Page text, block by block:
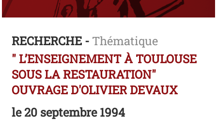
RECHERCHE - Thématique
" L’ENSEIGNEMENT À TOULOUSE
SOUS LA RESTAURATION"
OUVRAGE D'OLIVIER DEVAUX
le20 septembre 1994